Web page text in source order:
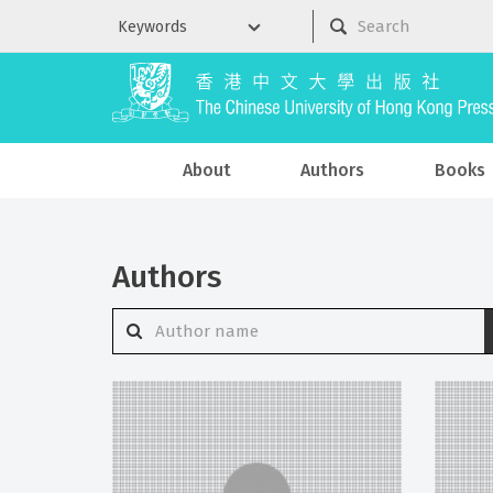
About Authors Books
Authors